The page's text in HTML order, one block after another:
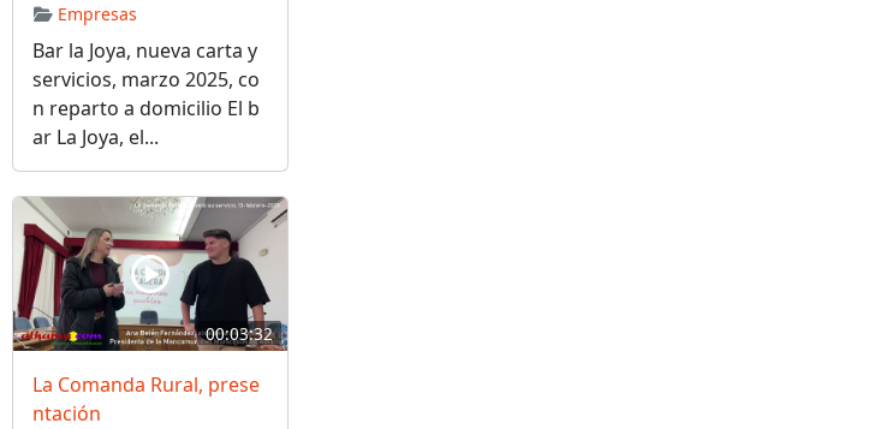
Empresas
Bar la Joya, nueva carta y
servicios, marzo 2025, co
n reparto a domicilio El b
ar La Joya, el...
00:03:32
La Comanda Rural, prese
ntación